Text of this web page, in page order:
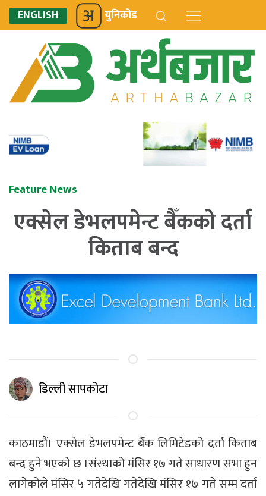
ENGLISH युनिकोड
Feature News
एक्सेल डेभलपमेन्ट बैँकको दर्ता
किताब बन्द
डिल्ली सापकोटा
काठमाडौं। एक्सेल डेभलपमेन्ट बैँक लिमिटेडको दर्ता किताब
बन्द हुने भएको छ ।संस्थाको मंसिर १७ गते साधारण सभा हुन
लागेकोले मंसिर ५ गतेदेखि गतेदेखि मंसिर१७ गते सम्म दर्ता